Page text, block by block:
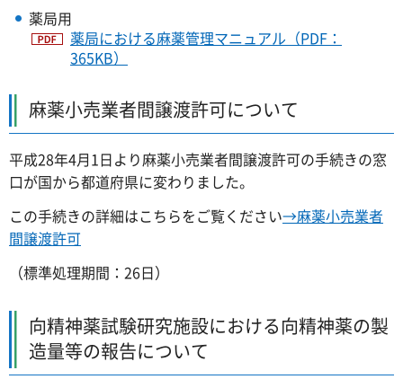
薬局用
薬局における麻薬管理マニュアル（PDF：
365KB）
麻薬小売業者間譲渡許可について
平成28年4月1日より麻薬小売業者間譲渡許可の手続きの窓
口が国から都道府県に変わりました。
この手続きの詳細はこちらをご覧ください→麻薬小売業者
間譲渡許可
（標準処理期間：26日）
向精神薬試験研究施設における向精神薬の製
造量等の報告について